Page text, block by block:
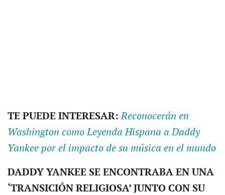
TE PUEDE INTERESAR:Reconocerán en
Washington como Leyenda Hispana a Daddy
Yankee por el impacto de su música en el mundo
DADDY YANKEE SE ENCONTRABA EN UNA
‘TRANSICIÓN RELIGIOSA’ JUNTO CON SU